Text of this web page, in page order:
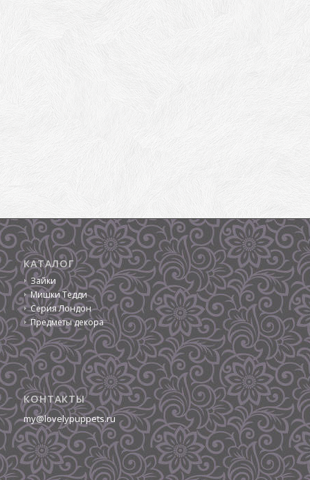
КАТАЛОГ
Зайки
Мишки Тедди
Серия Лондон
Предметы декора
КОНТАКТЫ
my@lovelypuppets.ru